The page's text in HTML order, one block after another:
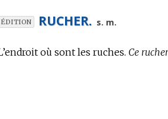
ÉDITION RUCHER. s. m.
où sont les ruches. Ce